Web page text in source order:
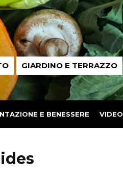
GIARDINO E TERRAZZO
E BENESSERE VIDEO